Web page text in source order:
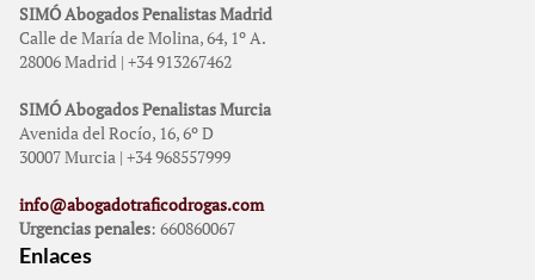
SIMÓ Abogados Penalistas Madrid
Calle de María de Molina, 64, 1º A.
28006 Madrid | +34 913267462
SIMÓ Abogados Penalistas Murcia
Avenida del Rocío, 16, 6º D
30007 Murcia | +34 968557999
info@abogadotraficodrogas.com
Urgencias penales: 660860067
Enlaces